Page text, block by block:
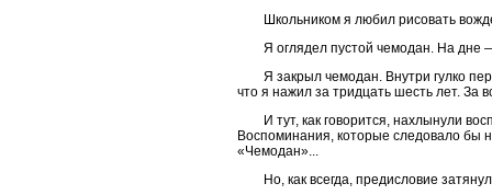
Школьником я любил рисовать
Я оглядел пустой чемодан. На
Я закрыл чемодан. Внутри гулко
что я нажил за тридцать шесть лет. За
И тут, как говорится, нахлынули
Воспоминания, которые следовало бы
«Чемодан»...
Но, как всегда, предисловие